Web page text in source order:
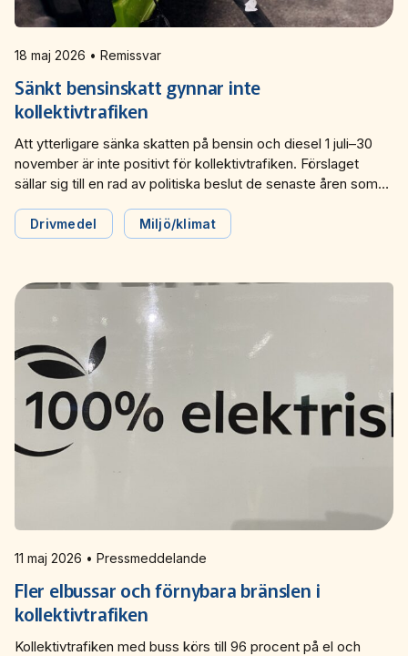
Miljö­nätverket 2022
Tillgänglighets­nätverket 2025
Tillgänglighets­nätverket 2024
Tillgänglighets­nätverket 2023
Tillgänglighets­nätverket 2022
Trafikutvecklar­nätverket 2026
Trafikutvecklar­nätverket 2025
Trafikutvecklar­nätverket 2024
Trafikutvecklar­nätverket 2023
Trafikutvecklar­nätverket 2022
Trygghets­nätverket
Trygghets­nätverket 2026
Trygghets­nätverket 2025
Trygghets­nätverket 2024
Trygghets­nätverket 2023
Trygghets­nätverket 2022
18 maj 2026 • Remissvar
Sänkt bensinskatt gynnar inte
kollektivtrafiken
Att ytterligare sänka skatten på bensin och diesel 1 juli–30
november är inte positivt för kollektivtrafiken. Förslaget
sällar sig till en rad av politiska beslut de senaste åren som
konkurrenskraft och försämrar kollektivtrafikens möjligheter
att konkurrera. Det skriver Svensk Kollektivtrafik i sitt
regeringens förslag.
Drivmedel Miljö/klimat
11 maj 2026 • Pressmeddelande
Fler elbussar och förnybara bränslen i
kollektivtrafiken
Kollektivtrafiken med buss körs till 96 procent på el och